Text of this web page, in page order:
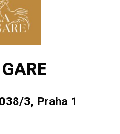
3, Praha 1